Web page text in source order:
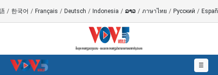
/ 한국어 / Français / Deutsch / Indonesia / ລາວ / ภาษาไทย / Русский /
☰